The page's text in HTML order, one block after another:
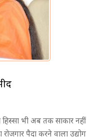
भी अब तक साकार नहीं
पैदा करने वाला उद्योग